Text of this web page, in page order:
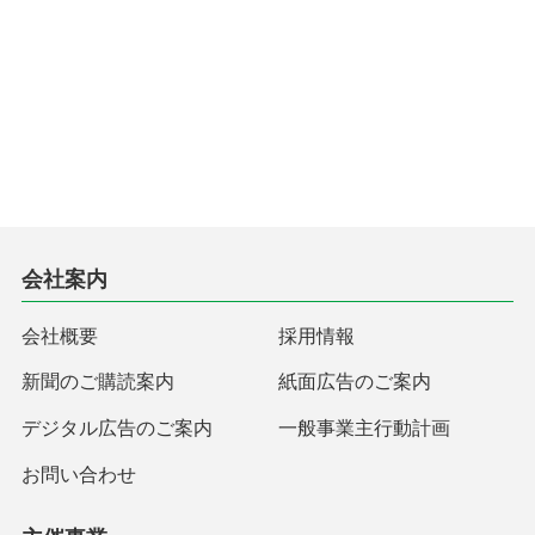
会社案内
会社概要 採用情報
新聞のご購読案内 紙面広告のご案内
デジタル広告のご案内 一般事業主行動計画
お問い合わせ